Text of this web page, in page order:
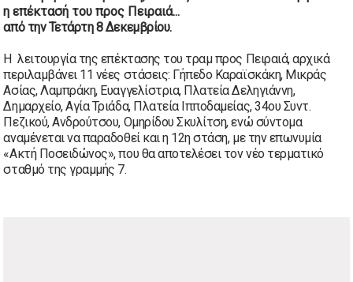
η επέκτασή του προς Πειραιά...
από την Τετάρτη 8 Δεκεμβρίου.
Η λειτουργία της επέκτασης του τραμ προς Πειραιά, αρχικά
περιλαμβάνει 11 νέες στάσεις: Γήπεδο Καραϊσκάκη, Μικράς
Ασίας, Λαμπράκη, Ευαγγελίστρια, Πλατεία Δεληγιάννη,
Δημαρχείο, Αγία Τριάδα, Πλατεία Ιπποδαμείας, 34ου Συντ.
Πεζικού, Ανδρούτσου, Ομηρίδου Σκυλίτση, ενώ σύντομα
αναμένεται να παραδοθεί και η 12η στάση, με την επωνυμία
«Ακτή Ποσειδώνος», που θα αποτελέσει τον νέο τερματικό
σταθμό της γραμμής 7.